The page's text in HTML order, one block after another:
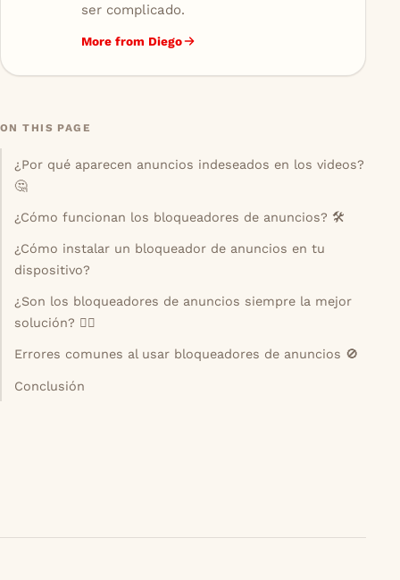
ser complicado.
More from Diego
ON THIS PAGE
¿Por qué aparecen anuncios indeseados en los videos?
🤔
¿Cómo funcionan los bloqueadores de anuncios? 🛠️
¿Cómo instalar un bloqueador de anuncios en tu
dispositivo?
¿Son los bloqueadores de anuncios siempre la mejor
solución? 🤷‍♂️
Errores comunes al usar bloqueadores de anuncios 🚫
Conclusión